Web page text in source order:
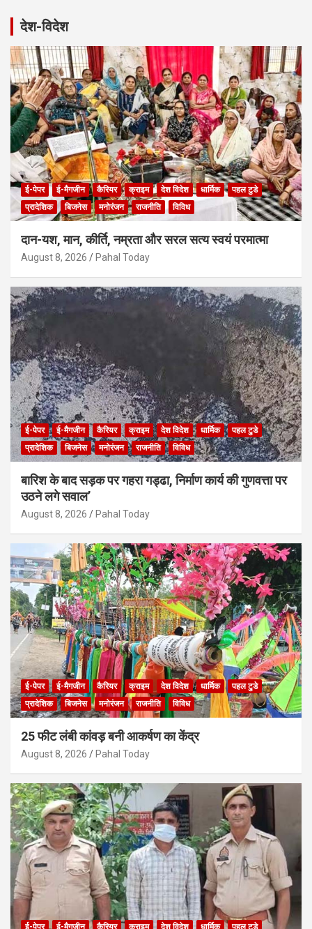
देश-विदेश
ई-पेपर ई-मैगजीन कैरियर क्राइम देश विदेश धार्मिक
पहल टुडे
प्रादेशिक
बिजनेस मनोरंजन राजनीति विविध
दान-यश, मान, कीर्ति, नम्रता और सरल सत्य स्वयं परमात्मा
August 8, 2026 Pahal Today
ई-पेपर ई-मैगजीन कैरियर क्राइम देश विदेश धार्मिक
पहल टुडे
प्रादेशिक
बिजनेस मनोरंजन राजनीति विविध
बारिश के बाद सड़क पर गहरा गड्ढा, निर्माण कार्य की गुणवत्ता पर
उठने लगे सवाल’
August 8, 2026 Pahal Today
ई-पेपर ई-मैगजीन कैरियर क्राइम देश विदेश धार्मिक
पहल टुडे
प्रादेशिक
बिजनेस मनोरंजन राजनीति विविध
25 फीट लंबी कांवड़ बनी आकर्षण का केंद्र
August 8, 2026 Pahal Today
ई-पेपर ई-मैगजीन कैरियर क्राइम देश विदेश धार्मिक पहल टुडे